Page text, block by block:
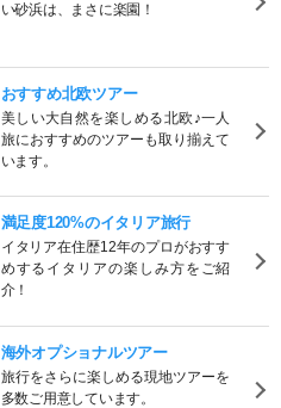
い砂浜は、まさに楽園！
おすすめ北欧ツアー
美しい大自然を楽しめる北欧♪一人
旅におすすめのツアーも取り揃えて
います。
満足度120%のイタリア旅行
イタリア在住歴12年のプロがおすす
めするイタリアの楽しみ方をご紹
介！
海外オプショナルツアー
旅行をさらに楽しめる現地ツアーを
多数ご用意しています。